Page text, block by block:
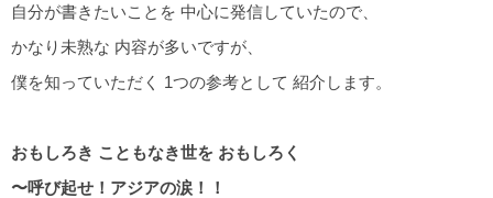
自分が書きたいことを 中心に発信していたので、
かなり未熟な 内容が多いですが、
僕を知っていただく 1つの参考として 紹介します。
おもしろき こともなき世を おもしろく
〜呼び起せ！アジアの涙！！